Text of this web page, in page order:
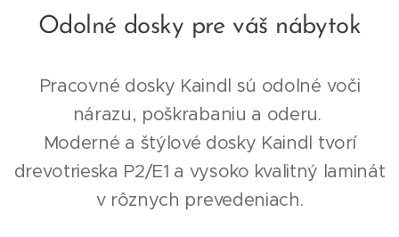
Odolné dosky pre váš nábytok
Pracovné dosky Kaindl sú odolné voči
nárazu, poškrabaniu a oderu.
Moderné a štýlové dosky Kaindl tvorí
drevotrieska P2/E1 a vysoko kvalitný laminát
v rôznych prevedeniach.